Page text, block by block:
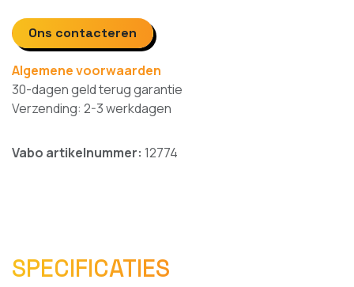
Ons contacteren
Algemene voorwaarden
30-dagen geld terug garantie
Verzending: 2-3 werkdagen
Vabo artikelnummer: 12774
SPECIFICATIES